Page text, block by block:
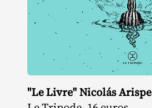
"Le Livre" Nicolás Arispe